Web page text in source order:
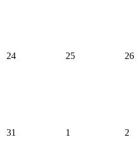
24 25 26
31 1 2